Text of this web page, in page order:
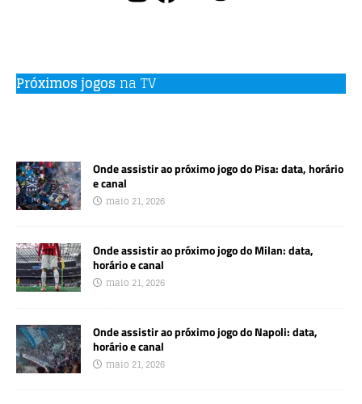
Próximos jogos na TV
Onde assistir ao próximo jogo do Pisa: data, horário
e canal
maio 21, 2026
Onde assistir ao próximo jogo do Milan: data,
horário e canal
maio 21, 2026
Onde assistir ao próximo jogo do Napoli: data,
horário e canal
maio 21, 2026